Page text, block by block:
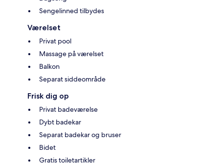
Sengelinned tilbydes
Værelset
Privat pool
Massage på værelset
Balkon
Separat siddeområde
Frisk dig op
Privat badeværelse
Dybt badekar
Separat badekar og bruser
Bidet
Gratis toiletartikler